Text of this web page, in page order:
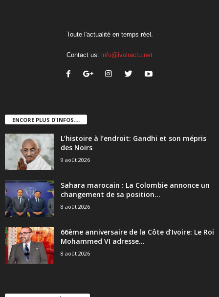
Toute l'actualité en temps réel.
Contact us: info@ivoiractu.net
ENCORE PLUS D'INFOS....
L’histoire à l’endroit: Gandhi et son mépris
des Noirs
9 août 2026
Sahara marocain : La Colombie annonce un
changement de sa position...
8 août 2026
66ème anniversaire de la Côte d’Ivoire: Le Roi
Mohammed VI adresse...
8 août 2026